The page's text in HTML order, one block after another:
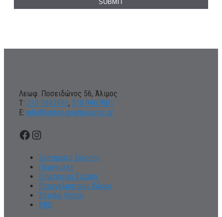
Λεωφ. Ποσειδώνος 56, Άλιμος
Τ: 210 9842998, 210 9967801
Ε: info@tentes-gournopanos.gr
Facebook
Instagram
Συστήματα Σκίασης
Πέργκολες
Εσωτερική Σκίαση
Επαγγελματικοι Χώροι
Έπιπλα Κήπου
BBQ